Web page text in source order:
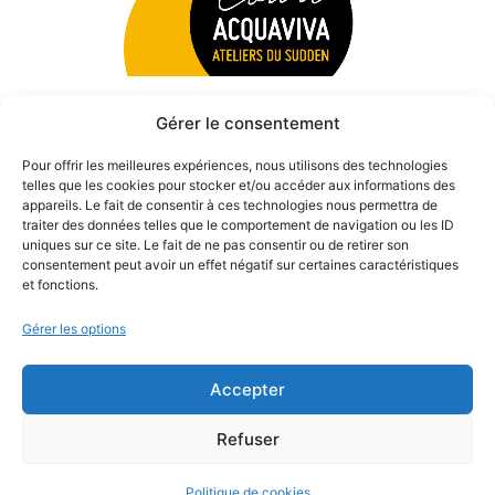
Gérer le consentement
Pour offrir les meilleures expériences, nous utilisons des technologies
telles que les cookies pour stocker et/ou accéder aux informations des
appareils. Le fait de consentir à ces technologies nous permettra de
traiter des données telles que le comportement de navigation ou les ID
uniques sur ce site. Le fait de ne pas consentir ou de retirer son
consentement peut avoir un effet négatif sur certaines caractéristiques
et fonctions.
Gérer les options
Accepter
Refuser
© 2026 Théâtre des Béliers Parisiens. | Tous droits réservés.